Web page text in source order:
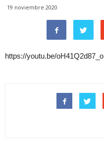
19 noviembre 2020
https://youtu.be/oH41Q2d87_o